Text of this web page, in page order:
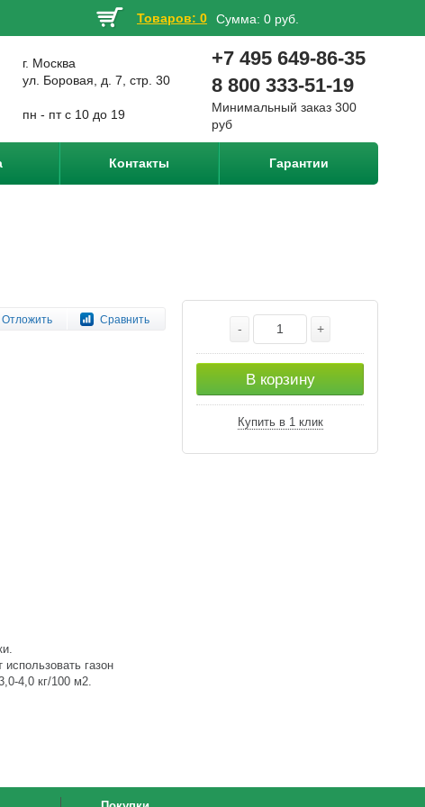
Товаров: 0 Сумма: 0 руб.
г. Москва
ул. Боровая, д. 7, стр. 30
пн - пт с 10 до 19
+7 495 649-86-35
8 800 333-51-19
Минимальный заказ 300
руб
Контакты Гарантии
Отложить Сравнить
- +
В корзину
Купить в 1 клик
газон
4,0 кг/100 м2.